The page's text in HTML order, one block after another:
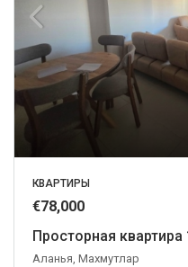
КВАРТИРЫ
€78,000
Просторная
Аланья, Махмутлар